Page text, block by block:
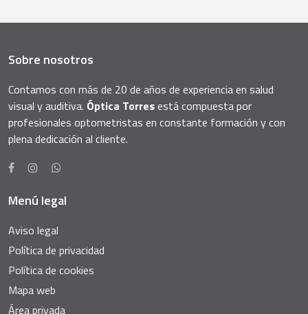
Sobre nosotros
Contamos con más de 20 de años de experiencia en salud
visual y auditiva. Óptica Torresestá compuesta por
profesionales optometristas en constante formación y con
plena dedicación al cliente.
Menú legal
Aviso legal
Política de privacidad
Política de cookies
Mapa web
Área privada